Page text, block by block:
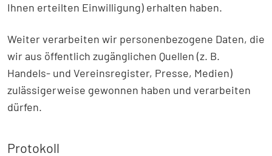
Ihnen erteilten Einwilligung) erhalten haben.
Weiter verarbeiten wir personenbezogene Daten, die
wir aus öffentlich zugänglichen Quellen (z. B.
Handels- und Vereinsregister, Presse, Medien)
zulässigerweise gewonnen haben und verarbeiten
dürfen.
Protokoll